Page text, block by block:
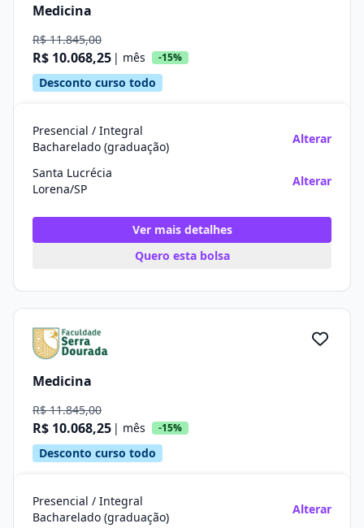
Medicina
R$ 11.845,00
R$ 10.068,25 | mês -15%
Desconto curso todo
Presencial / Integral
Bacharelado (graduação)
Alterar
Santa Lucrécia
Lorena/SP
Alterar
Ver mais detalhes
Quero esta bolsa
Medicina
R$ 11.845,00
R$ 10.068,25 | mês -15%
Desconto curso todo
Presencial / Integral
Bacharelado (graduação)
Alterar